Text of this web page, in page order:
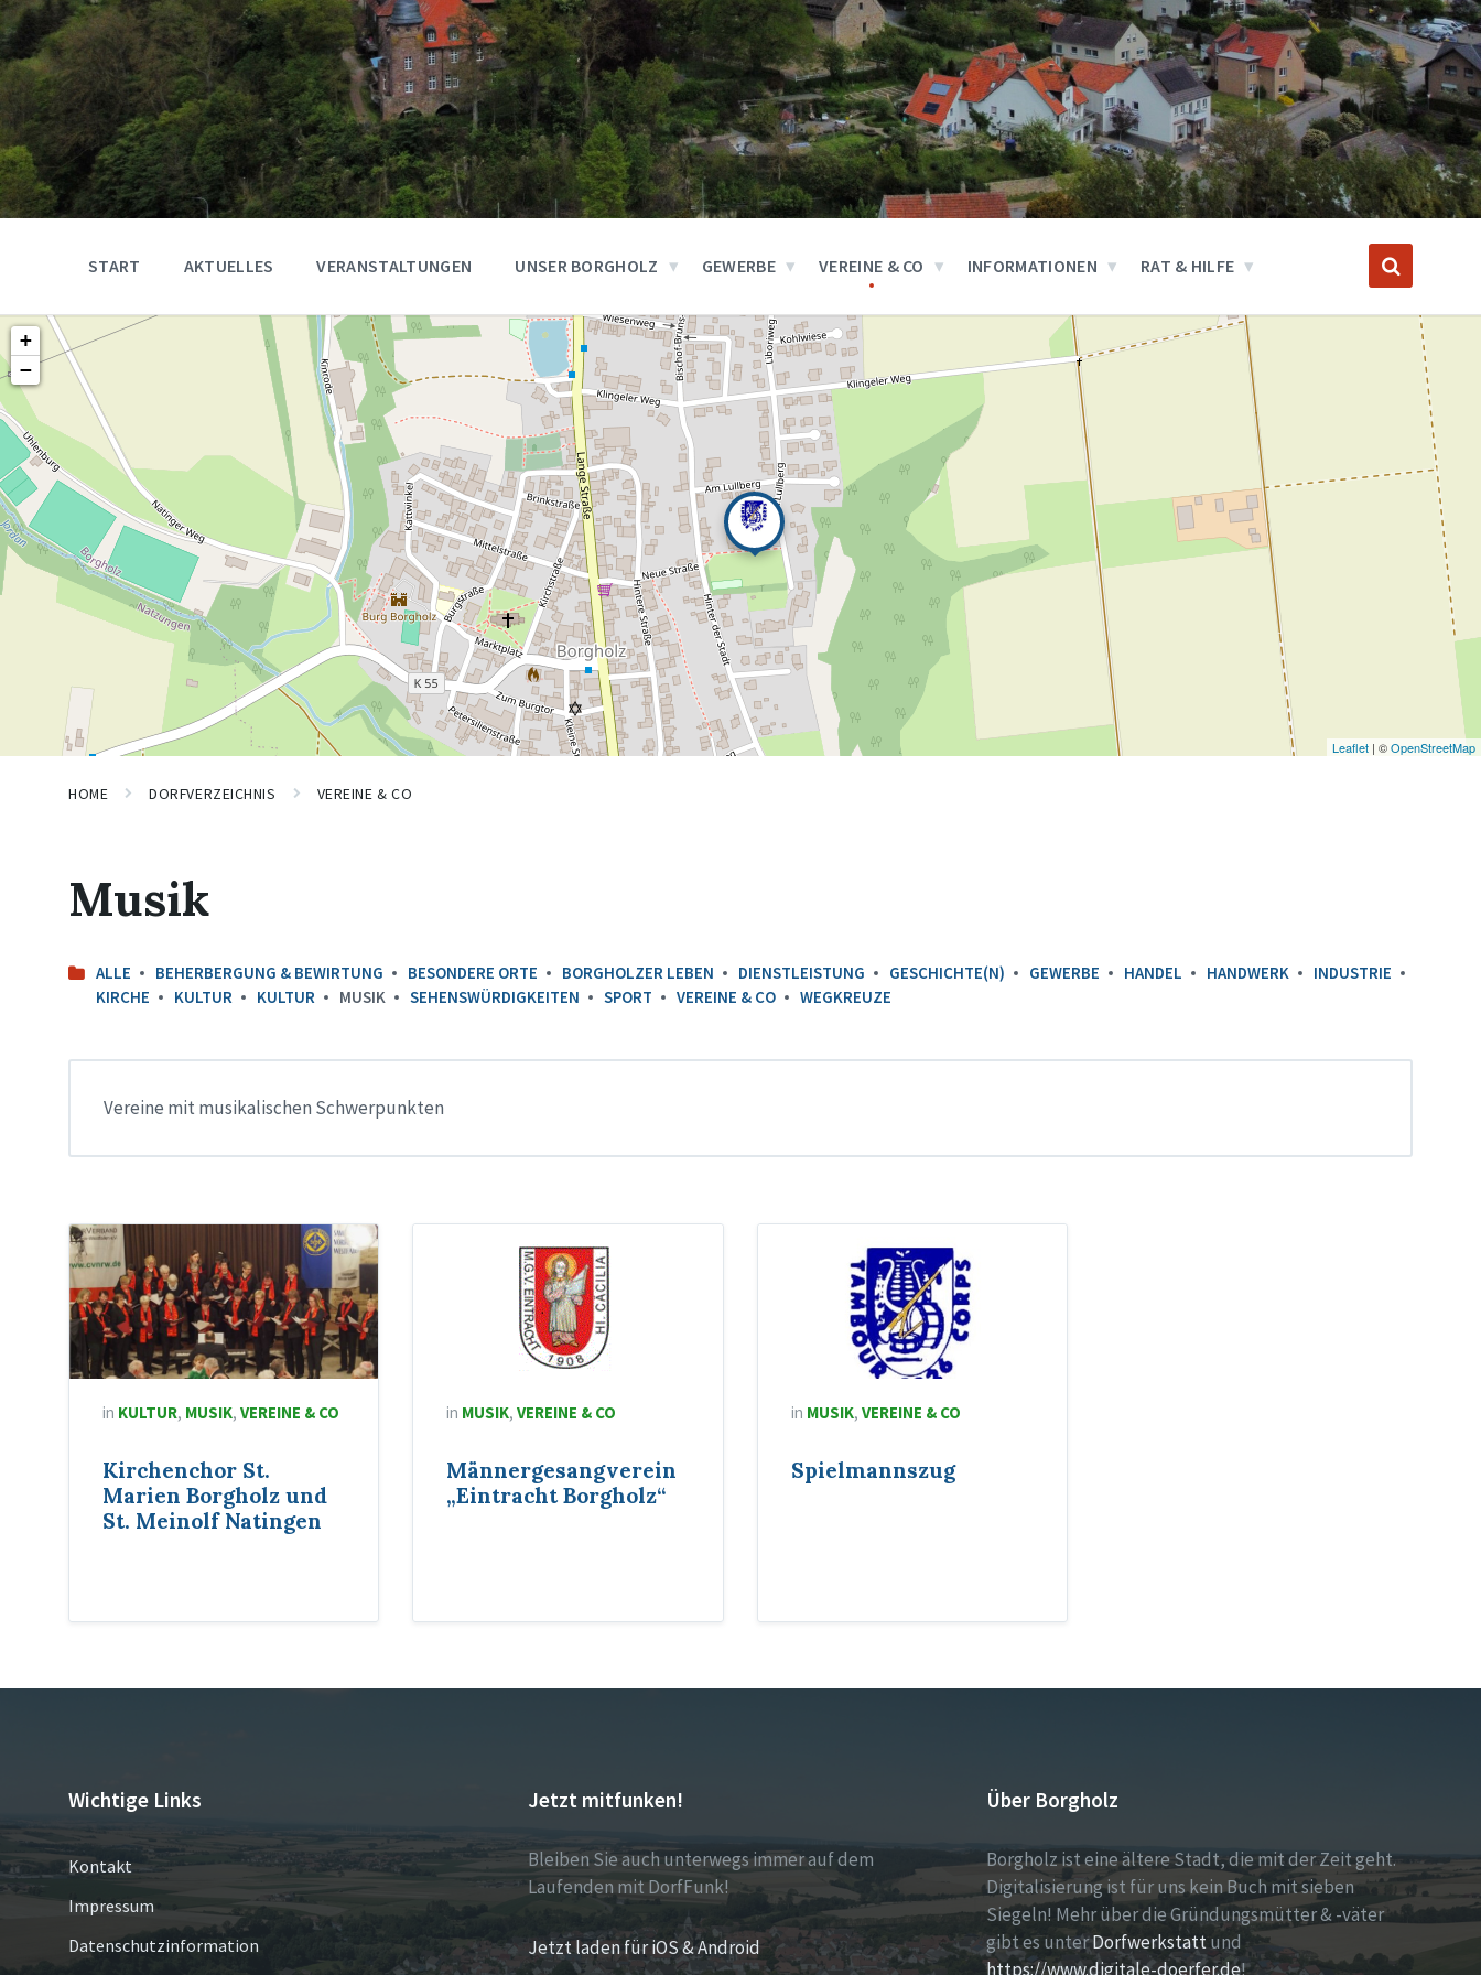
START AKTUELLES VERANSTALTUNGEN UNSER BORGHOLZ GEWERBE VEREINE & CO INFORMATIONEN RAT & HILFE
+
−
Leaflet | ©OpenStreetMap
HOME DORFVERZEICHNIS VEREINE & CO
Musik
ALLE BEHERBERGUNG & BEWIRTUNG BESONDERE ORTE BORGHOLZER LEBEN DIENSTLEISTUNG GESCHICHTE(N) GEWERBE HANDEL HANDWERK
INDUSTRIE
KIRCHE
KULTUR KULTUR MUSIK SEHENSWÜRDIGKEITEN SPORT VEREINE & CO WEGKREUZE
Vereine mit musikalischen Schwerpunkten
in KULTUR, MUSIK, VEREINE & CO
Kirchenchor St.
Marien Borgholz und
St. Meinolf Natingen
in MUSIK,VEREINE & CO
Männergesangverein
„Eintracht Borgholz“
in MUSIK, VEREINE & CO
Spielmannszug
Wichtige Links
Kontakt
Impressum
Datenschutzinformation
Jetzt mitfunken!
Bleiben Sie auch unterwegs immer auf dem
Laufenden mit DorfFunk!
Jetzt laden für iOS & Android
Über Borgholz
Borgholz ist eine ältere Stadt, die mit der Zeit geht.
Digitalisierung ist für uns kein Buch mit sieben
Siegeln! Mehr über die Gründungsmütter & -väter
gibt es unterDorfwerkstattund
https://www.digitale-doerfer.de!